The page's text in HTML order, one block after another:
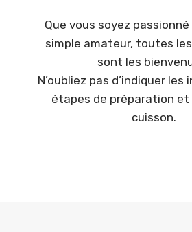
Que vous soyez
simple amateur, toutes
sont les
N’oubliez pas d’indiquer
étapes de préparation et
cuisson.